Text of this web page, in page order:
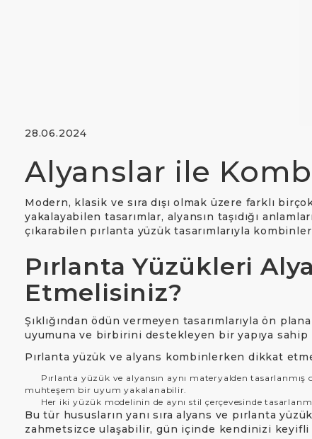
28.06.2024
Alyanslar ile
Modern, klasik ve sıra dışı olmak üzere farklı
yakalayabilen tasarımlar, alyansın taşıdığı
çıkarabilen pırlanta yüzük tasarımlarıyla
Pırlanta Yüzükleri
Etmelisiniz?
Şıklığından ödün vermeyen tasarımlarıyla ön
uyumuna ve birbirini destekleyen bir yapıya sahip
Pırlanta yüzük ve alyans kombinlerken dikkat
Pırlanta yüzük ve alyansın aynı materyalden tasarlanmış
muhteşem bir uyum yakalanabilir.
Her iki yüzük modelinin de aynı stil çerçevesinde
Bu tür hususların yanı sıra alyans ve pırlanta
zahmetsizce ulaşabilir, gün içinde kendinizi